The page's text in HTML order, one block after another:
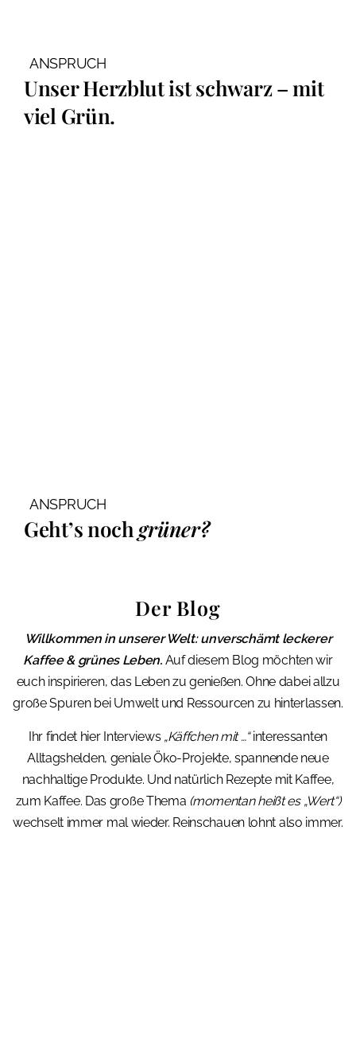
ANSPRUCH
Unser Herzblut ist schwarz – mit
viel Grün.
ANSPRUCH
Geht’s nochgrüner?
Der Blog
Willkommen in unserer Welt: unverschämt leckerer
Kaffee & grünes Leben.Auf diesem Blog möchten wir
euch inspirieren, das Leben zu genießen. Ohne dabei allzu
große Spuren bei Umwelt und Ressourcen zu hinterlassen.
Ihr findet hier Interviews „Käffchen mit …“interessanten
Alltagshelden, geniale Öko-Projekte, spannende neue
nachhaltige Produkte. Und natürlich Rezepte mit Kaffee,
zum Kaffee. Das große Thema (momentan heißt es „Wert“)
wechselt immer mal wieder. Reinschauen lohnt also immer.